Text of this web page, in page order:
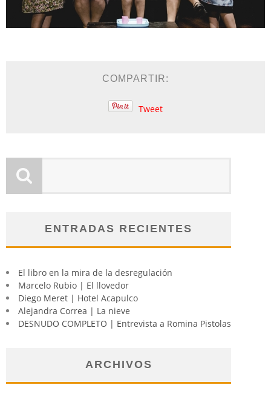
COMPARTIR:
Tweet
ENTRADAS RECIENTES
El libro en la mira de la desregulación
Marcelo Rubio | El llovedor
Diego Meret | Hotel Acapulco
Alejandra Correa | La nieve
DESNUDO COMPLETO | Entrevista a Romina Pistolas
ARCHIVOS